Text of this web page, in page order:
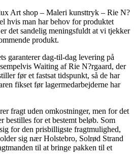
Art shop – Maleri kunsttryk – Rie N?
hvis man har behov for produktet
det sandelig meningsfuldt at vi tjekker
produkt.
garanterer dag-til-dag levering på
Waiting af Rie N?rgaard, der
før et fastsat tidspunkt, så de har
fikset før lagermedarbejderne har
fragt uden omkostninger, men for det
bestilles for et bestemt beløb. Som
for den prisbilligste fragtmulighed,
sig nær Holstebro, Solrød Strand
til at bringe pakken til et